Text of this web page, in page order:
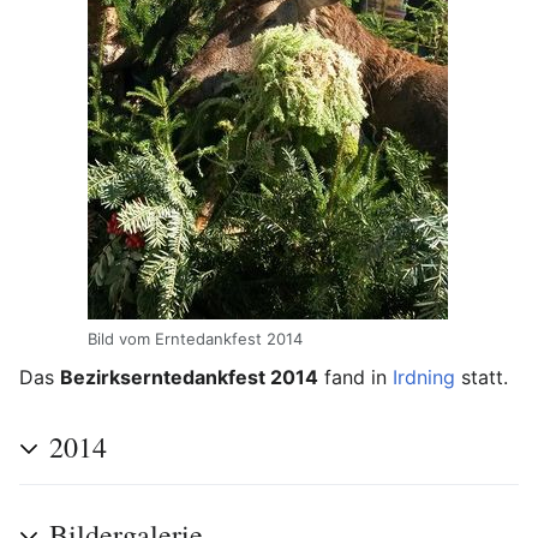
Bild vom Erntedankfest 2014
Das Bezirkserntedankfest 2014 fand in Irdning statt.
2014